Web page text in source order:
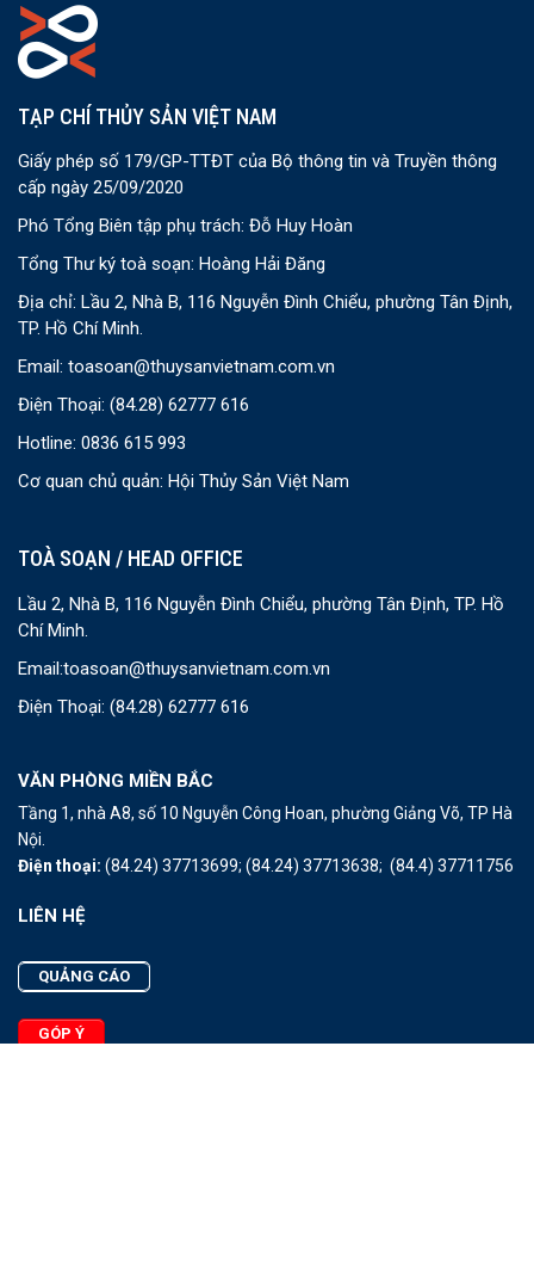
TẠP CHÍ THỦY SẢN VIỆT NAM
Giấy phép số 179/GP-TTĐT của Bộ thông tin và Truyền thông
cấp ngày 25/09/2020
Phó Tổng Biên tập phụ trách: Đỗ Huy Hoàn
Tổng Thư ký toà soạn: Hoàng Hải Đăng
Địa chỉ: Lầu 2, Nhà B, 116 Nguyễn Đình Chiểu, phường Tân Định,
TP. Hồ Chí Minh.
Email: toasoan@thuysanvietnam.com.vn
Điện Thoại: (84.28) 62777 616
Hotline: 0836 615 993
Cơ quan chủ quản: Hội Thủy Sản Việt Nam
TOÀ SOẠN / HEAD OFFICE
Lầu 2, Nhà B, 116 Nguyễn Đình Chiểu, phường Tân Định, TP. Hồ
Chí Minh.
Email:toasoan@thuysanvietnam.com.vn
Điện Thoại: (84.28) 62777 616
VĂN PHÒNG MIỀN BẮC
Tầng 1, nhà A8, số 10 Nguyễn Công Hoan, phường Giảng Võ, TP Hà
Nội.
Điện thoại: (84.24) 37713699; (84.24) 37713638; (84.4) 37711756
LIÊN HỆ
QUẢNG CÁO
GÓP Ý